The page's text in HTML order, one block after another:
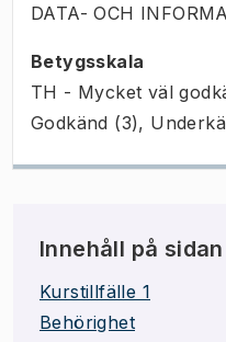
DATA- OCH
Betygsskala
TH - Mycket väl
Godkänd (3),
Innehåll på sidan
Kurstillfälle 1
Behörighet